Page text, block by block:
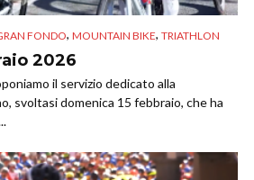
FONDO, MOUNTAIN BIKE, TRIATHLON
2026
il servizio dedicato alla
svoltasi domenica 15 febbraio, che ha